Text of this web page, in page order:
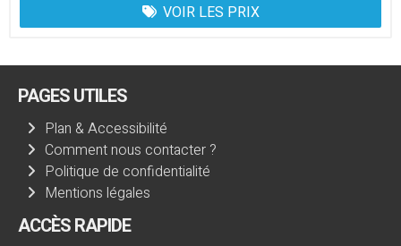
VOIR LES PRIX
PAGES UTILES
Plan & Accessibilité
Comment nous contacter ?
Politique de confidentialité
Mentions légales
ACCÈS RAPIDE